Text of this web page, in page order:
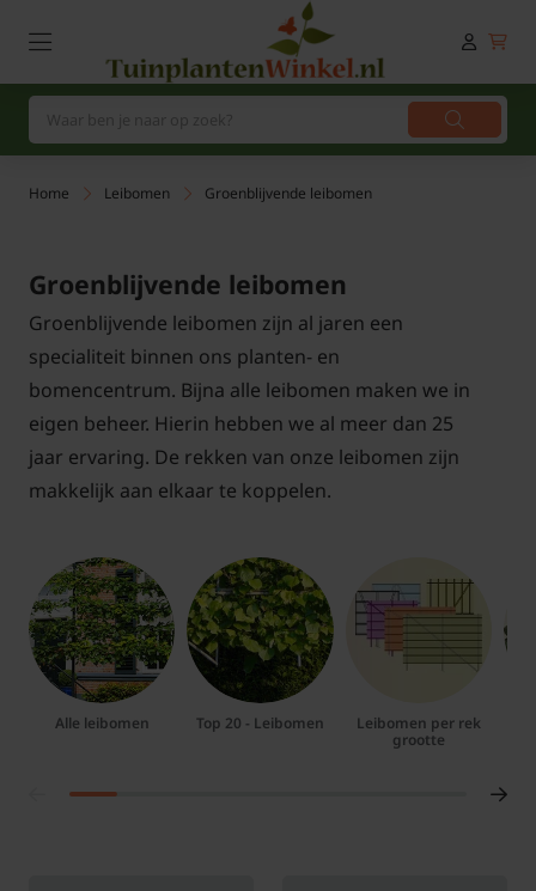
Home Leibomen Groenblijvende leibomen
Groenblijvende leibomen
Groenblijvende leibomen zijn al jaren een
specialiteit binnen ons planten- en
bomencentrum. Bijna alle leibomen maken we in
eigen beheer. Hierin hebben we al meer dan 25
jaar ervaring. De rekken van onze leibomen zijn
makkelijk aan elkaar te koppelen.
Alle leibomen Top 20 - Leibomen
Leibomen per rek
grootte